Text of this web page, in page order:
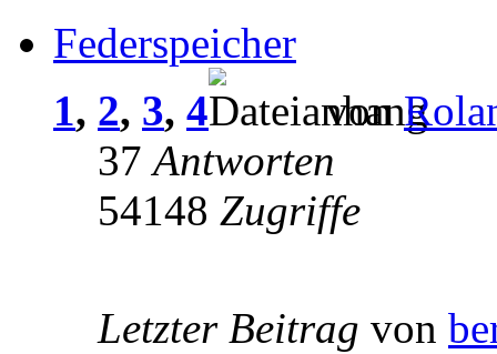
Federspeicher
1, 2, 3, 4 von
37Antworten
54148 Zugriffe
Letzter Beitrag von